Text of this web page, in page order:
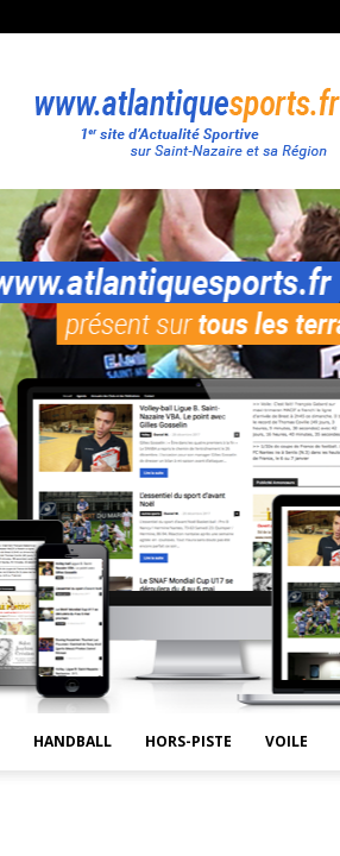
Atlantique
Sport
HANDBALL HORS-PISTE VOILE